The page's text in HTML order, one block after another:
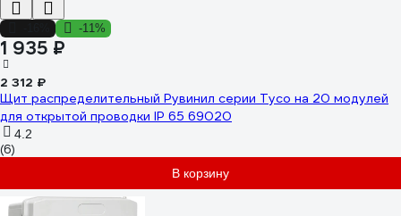
-11%
1 935 ₽
2 312 ₽
Щит распределительный Рувинил серии Тусо на 20 модулей
для открытой проводки IP 65 69020
4.2
(6)
В корзину